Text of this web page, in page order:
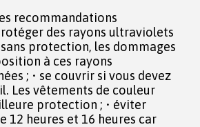
recommandations
des rayons ultraviolets
protection, les dommages
à ces rayons
; • se couvrir si vous devez
Les vêtements de couleur
protection ; • éviter
12 heures et 16 heures car